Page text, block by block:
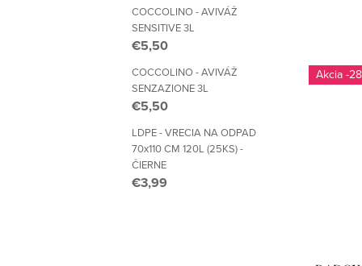
COCCOLINO - AVIVÁŽ
SENSITIVE 3L
€5,50
COCCOLINO - AVIVÁŽ
SENZAZIONE 3L
€5,50
LDPE - VRECIA NA ODPAD
70x110 CM 120L (25KS) -
ČIERNE
€3,99
-